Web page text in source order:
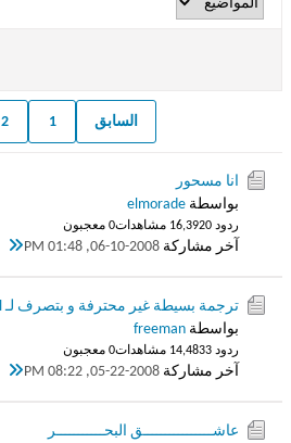
السابق 1
2
انا مسحور
بواسطة elmorade
ردود 0 16,392 مشاهدات 0 معجبون
آخر مشاركة 06-10-2008, 01:48 PM
ترجمة بسيطة غير محترفة و بتصرف لـ tokio hotel
بواسطة freeman
ردود 3 14,483 مشاهدات 0 معجبون
آخر مشاركة 05-22-2008, 08:22 PM
عاشــــــــــــــــق البحـــــــــــر